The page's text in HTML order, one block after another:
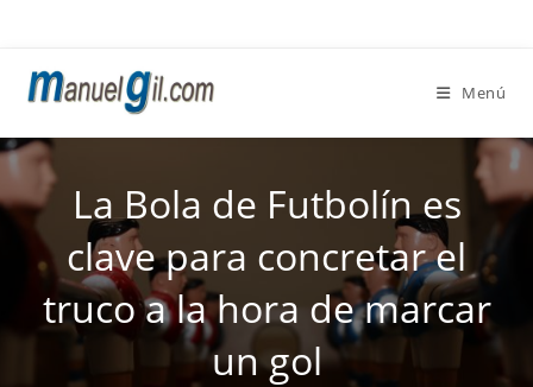
contenido
Menú
La Bola de Futbolín es
clave para concretar el
truco a la hora de marcar
un gol